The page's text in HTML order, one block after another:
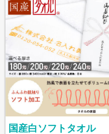
国産白ソフトタオル